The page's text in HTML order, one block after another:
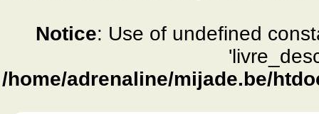
Notice: Use of undefined
/home/adrenaline/mijade.be/